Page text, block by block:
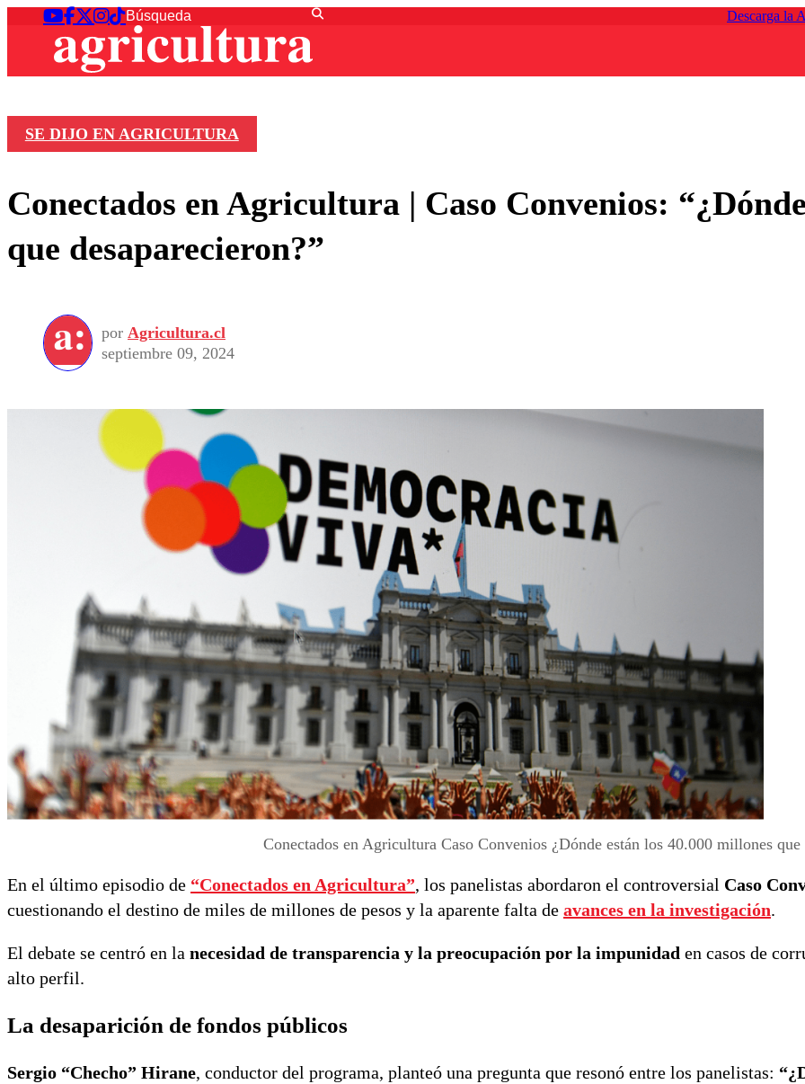
Descarga la
SE DIJO EN AGRICULTURA
Conectados en Agricultura | Caso Convenios:
que desaparecieron?”
por Agricultura.cl
septiembre 09, 2024
Conectados en Agricultura Caso Convenios ¿Dónde están los 40.000 millones que
En el último episodio de “Conectados en Agricultura”, los panelistas abordaron el controversial Caso
cuestionando el destino de miles de millones de pesos y la aparente falta de avances en la investigación.
El debate se centró en la necesidad de transparencia y la preocupación por la impunidad en casos de
alto perfil.
La desaparición de fondos públicos
Sergio “Checho” Hirane, conductor del programa, planteó una pregunta que resonó entre los panelistas: